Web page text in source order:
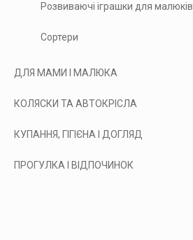
Розвиваючі іграшки для малюків
Сортери
ДЛЯ МАМИ І МАЛЮКА
КОЛЯСКИ ТА АВТОКРІСЛА
КУПАННЯ, ГІГІЄНА І ДОГЛЯД
ПРОГУЛКА І ВІДПОЧИНОК